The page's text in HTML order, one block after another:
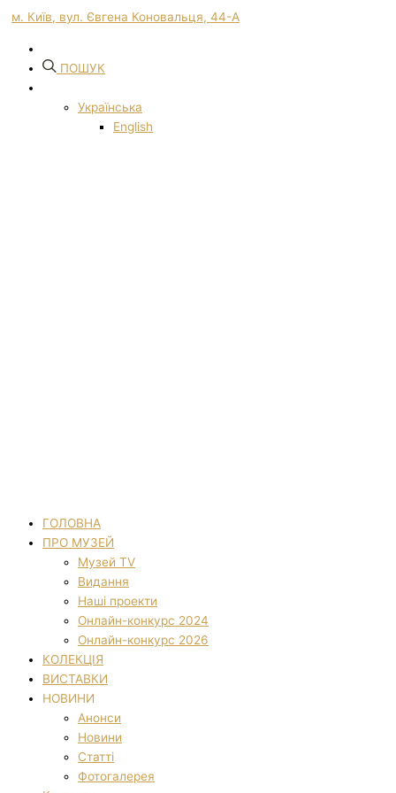
м. Київ, вул. Євгена Коновальця, 44-А
ПОШУК
Українська
English
ГОЛОВНА
ПРО МУЗЕЙ
Музей TV
Видання
Наші проекти
Онлайн-конкурс 2024
Онлайн-конкурс 2026
КОЛЕКЦІЯ
ВИСТАВКИ
НОВИНИ
Анонси
Новини
Статті
Фотогалерея